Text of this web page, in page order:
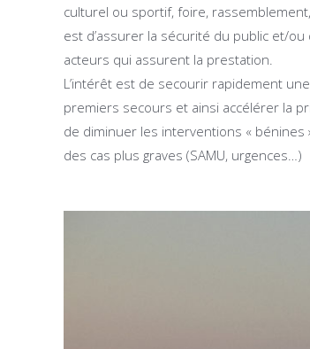
culturel ou sportif, foire,
est d’assurer la sécurité du public et/
acteurs qui assurent la prestation.
L’intérêt est de secourir rapidement
premiers secours et ainsi accélérer la
de diminuer les interventions «
des cas plus graves (SAMU, urgences…)